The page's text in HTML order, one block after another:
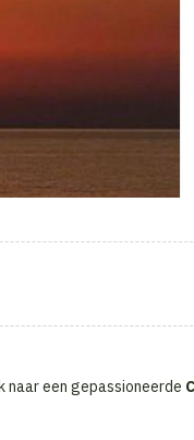
naar een gepassioneerde